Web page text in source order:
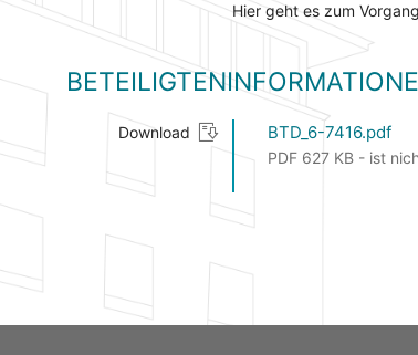
Hier geht es zum
Download BTD_6-7416.pdf
PDF 627 KB - ist